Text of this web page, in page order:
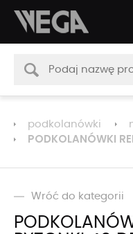
podkolanówki
PODKOLANÓWKI
Wróć do kategorii